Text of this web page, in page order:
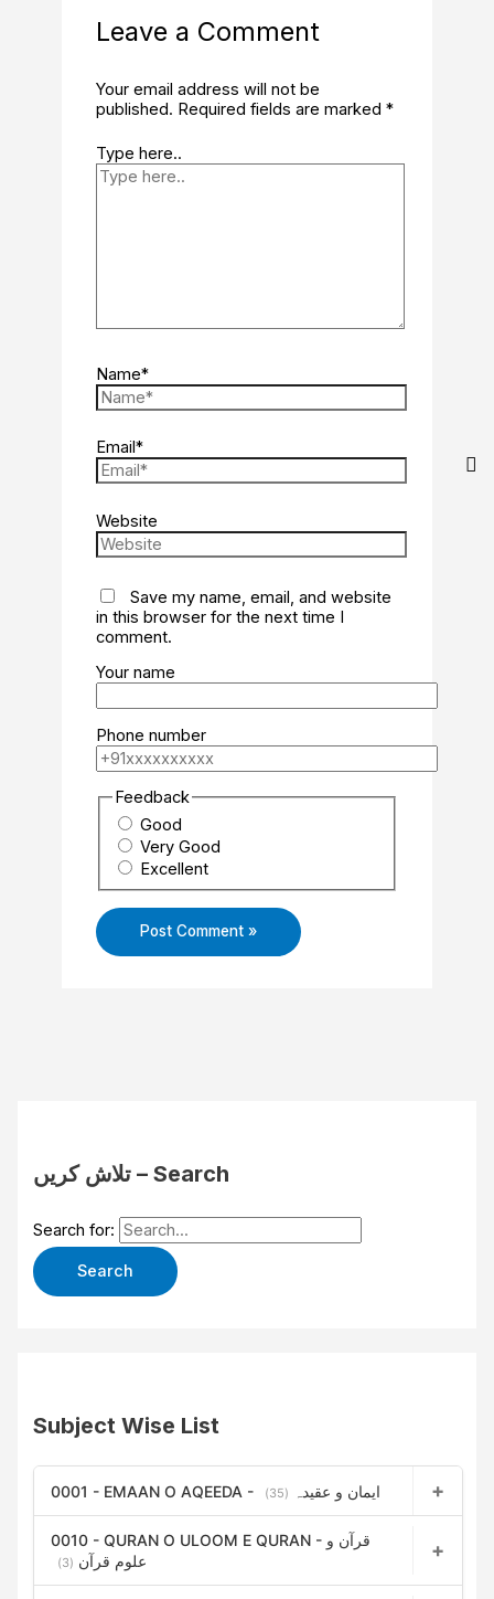
Leave a Comment
Your email address will not be
published. Required fields are marked*
Type here..
Name*
Email*
Website
Save my name, email, and website
in this browser for the next time I
comment.
Your name
Phone number
Feedback
Good
Very Good
Excellent
تلاش کریں – Search
Search for:
Subject Wise List
0001 - EMAAN O AQEEDA - ایمان و عقیدہ (35)
0010 - QURAN O ULOOM E QURAN - قرآن و
علوم قرآن (3)